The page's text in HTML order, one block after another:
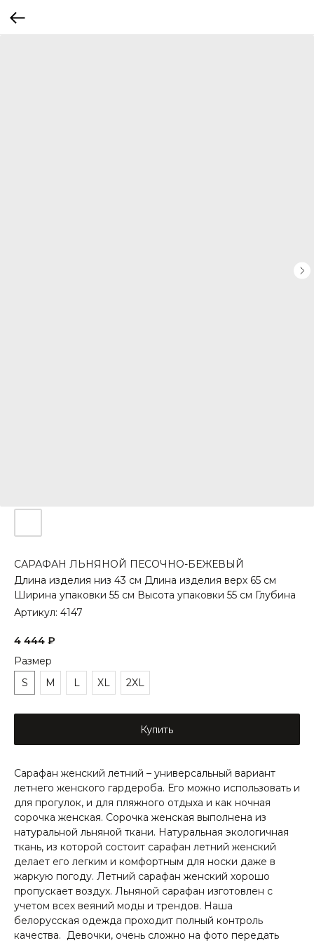
САРАФАН ЛЬНЯНОЙ ПЕСОЧНО-БЕЖЕВЫЙ
Длина изделия низ 43 см Длина изделия верх 65 см
Ширина упаковки 55 см Высота упаковки 55 см Глубина
Артикул: 4147
4 444 ₽
Размер
S
M L XL 2XL
Купить
Сарафан женский летний – универсальный вариант
летнего женского гардероба. Его можно использовать и
для прогулок, и для пляжного отдыха и как ночная
сорочка женская. Сорочка женская выполнена из
натуральной льняной ткани. Натуральная экологичная
ткань, из которой состоит сарафан летний женский
делает его легким и комфортным для носки даже в
жаркую погоду. Летний сарафан женский хорошо
пропускает воздух. Льняной сарафан изготовлен с
учетом всех веяний моды и трендов. Наша
белорусская одежда проходит полный контроль
качества. Девочки, очень сложно на фото передать